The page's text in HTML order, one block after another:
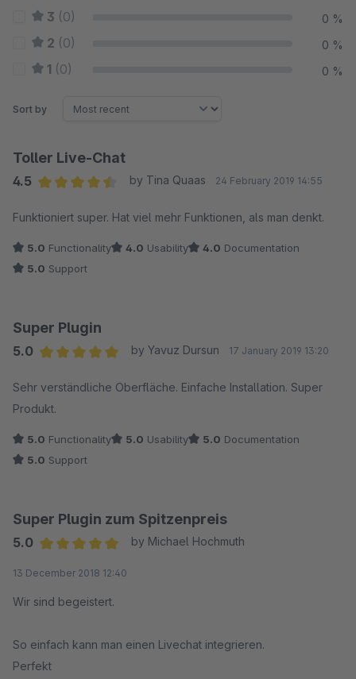
3 (0) 0 %
2 (0) 0 %
1 (0) 0 %
Sort by
Toller Live-Chat
4.5
by Tina Quaas 24 February 2019 14:55
Funktioniert super. Hat viel mehr Funktionen, als man denkt.
5.0 Functionality 4.0 Usability 4.0 Documentation
5.0 Support
Super Plugin
5.0
by Yavuz Dursun 17 January 2019 13:20
Sehr verständliche Oberfläche. Einfache Installation. Super
Produkt.
5.0 Functionality 5.0 Usability 5.0 Documentation
5.0 Support
Super Plugin zum Spitzenpreis
5.0
by Michael Hochmuth
13 December 2018 12:40
Wir sind begeistert.
So einfach kann man einen Livechat integrieren.
Perfekt